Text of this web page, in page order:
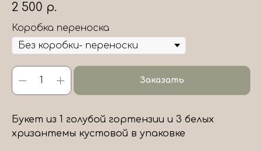
2 500 р.
Коробка переноска
Заказать
Букет из 1 голубой гортензии и 3 белых
хризантемы кустовой в упаковке